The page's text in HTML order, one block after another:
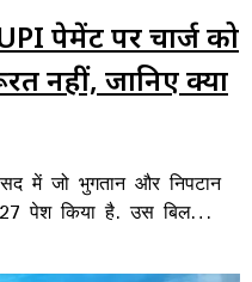
पेमेंट पर चार्ज को
नहीं, जानिए क्या
में जो भुगतान और निपटान
पेश किया है. उस बिल…